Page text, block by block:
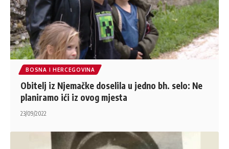
BOSNA I HERCEGOVINA
Obitelj iz Njemačke doselila u jedno bh. selo: Ne
planiramo ići iz ovog mjesta
23/09/2022